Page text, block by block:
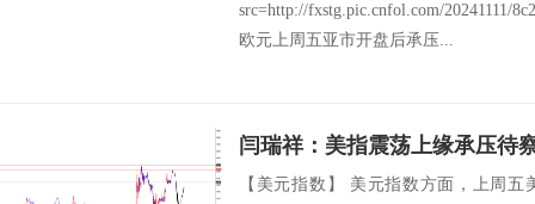
src=http://fxstg.pic.cnfol.com/20241111/
欧元上周五亚市开盘后承压...
【美元指数】 美元指数方面，上周